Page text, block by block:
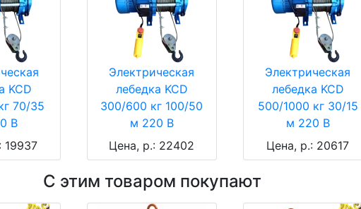
KCD
70/35
В
19937
Электрическая
лебедка KCD
300/600 кг 100/50
м 220 В
Цена, р.: 22402
Электрическая
лебедка KCD
500/1000 кг 30/15
м 220 В
Цена, р.: 20617
С этим товаром покупают